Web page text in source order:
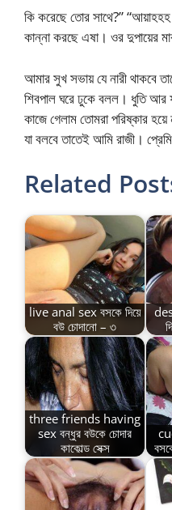
কি করেছে তোর সাথে?”
কান্না করছে এষা। ওর দুপায়ের
আমার সুখ সভায় যে নারী থাকবে
শিবপাল ঘরে ঢুকে বলল। ধুতি আর
কাজে গেলাম তোমরা পরিষ্কার
যা বলবে তাতেই আমি রাজী।
Related
live anal sex বসকে দিয়ে
বউ চোদানো – ৩
three friends having
sex বন্ধুর বউকে চোদার
কাকোল্ড সেক্স